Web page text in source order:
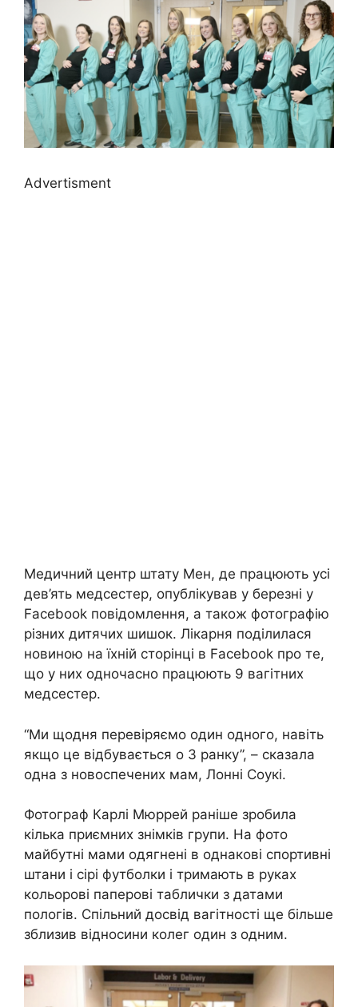
Advertisment
Медичний центр штату Мен, де працюють усі
дев’ять медсестер, опублікував у березні у
Facebook повідомлення, а також фотографію
різних дитячих шишок. Лікарня поділилася
новиною на їхній сторінці в Facebook про те,
що у них одночасно працюють 9 вагітних
медсестер.
“Ми щодня перевіряємо один одного, навіть
якщо це відбувається о 3 ранку”, – сказала
одна з новоспечених мам, Лонні Соукі.
Фотограф Карлі Мюррей раніше зробила
кілька приємних знімків групи. На фото
майбутні мами одягнені в однакові спортивні
штани і сірі футболки і тримають в руках
кольорові паперові таблички з датами
пологів. Спільний досвід вагітності ще більше
зблизив відносини колег один з одним.